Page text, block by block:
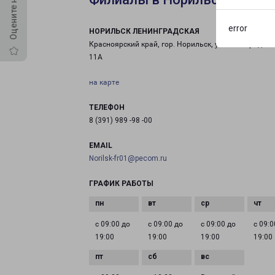
error
НОРИЛЬСК ЛЕНИНГРАДСКАЯ
Красноярский край, гор. Норильск,
11А
на карте
ТЕЛЕФОН
8 (391) 989 -98 -00
EMAIL
Norilsk-fr01@pecom.ru
ГРАФИК РАБОТЫ
с 09:00 до
19:00
с 09:00 до
19:00
с 09:00 до
19:00
с
19:00